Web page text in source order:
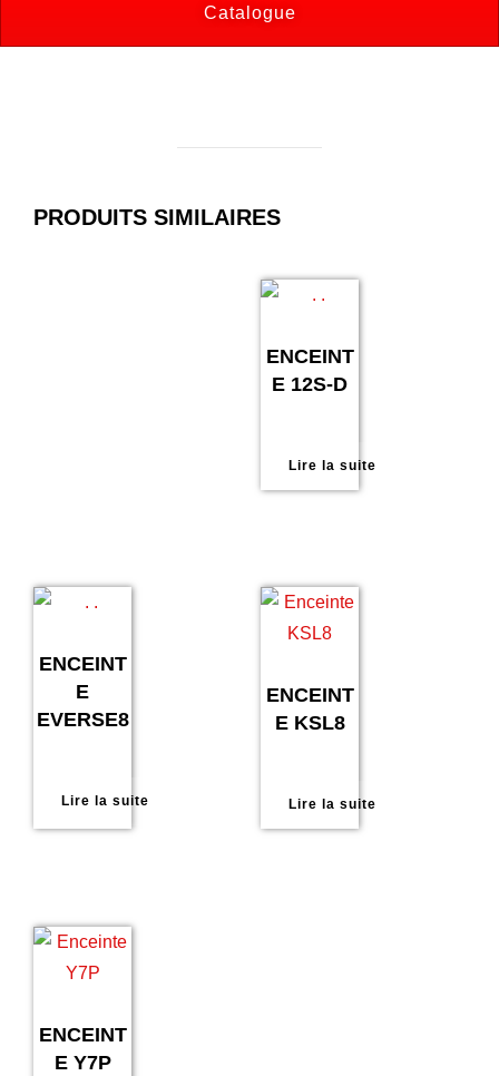
Catalogue
PRODUITS SIMILAIRES
ENCEINT
E 12S-D
Lire la suite
ENCEINT
E
EVERSE8
Lire la suite
ENCEINT
E KSL8
Lire la suite
ENCEINT
E Y7P